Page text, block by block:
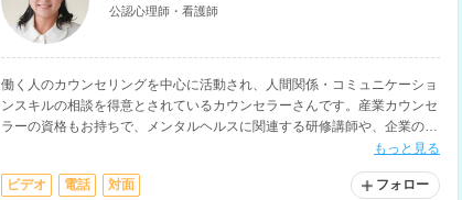
公認心理師・看護師
働く人のカウンセリングを中心に活動され、人間関係・コミュニケーショ
ンスキルの相談を得意とされているカウンセラーさんです。産業カウンセ
ラーの資格もお持ちで、メンタルヘルスに関連する研修講師や、企業のコ
もっと見る
ビデオ 電話 対面 フォロー